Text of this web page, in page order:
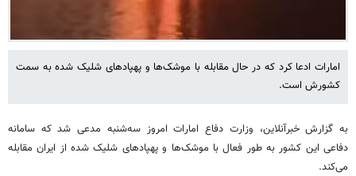
امارات ادعا کرد که در حال مقابله با موشک‌ها و پهپادهای شلیک شده به سمت
کشورش است.
به گزارش خبرآنلاین، وزارت دفاع امارات امروز سه‌شنبه مدعی شد که سامانه
دفاعی این کشور به طور فعال با موشک‌ها و پهپادهای شلیک شده از ایران مقابله
می‌کند.